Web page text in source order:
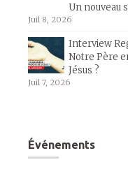
Un nouveau
Juil 8, 2026
Interview
Notre Père
Jésus ?
Juil 7, 2026
Événements